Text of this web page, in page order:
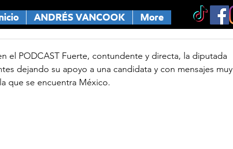
ANDRÉS VANCOOK More
el PODCAST Fuerte, contundente y directa, la diputada
dejando su apoyo a una candidata y con mensajes muy
que se encuentra México.